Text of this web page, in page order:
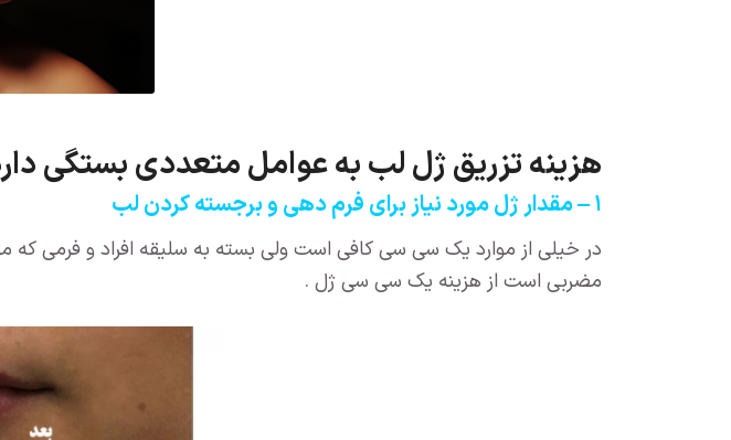
هزینهتزریق ژل لببه عوامل متعددی بستگی
۱ – مقدار ژل مورد نیاز برای فرم دهی و برجسته کردن لب
در خیلی از موارد یک سی سی کافی است ولی بسته به سلیقه افراد و فرمی
مضربی است از هزینه یک سی سی ژل .